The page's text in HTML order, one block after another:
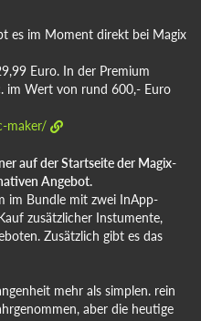
es im Moment direkt bei Magix
Euro. In der Premium
im Wert von rund 600,- Euro
maker/
auf der Startseite der Magix-
Angebot.
im Bundle mit zwei InApp-
zusätzlicher Instumente,
Zusätzlich gibt es das
mehr als simplen. rein
aber die heutige